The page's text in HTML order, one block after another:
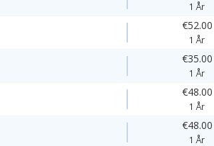
1 År
€52.00
1 År
€35.00
1 År
€48.00
1 År
€48.00
1 År